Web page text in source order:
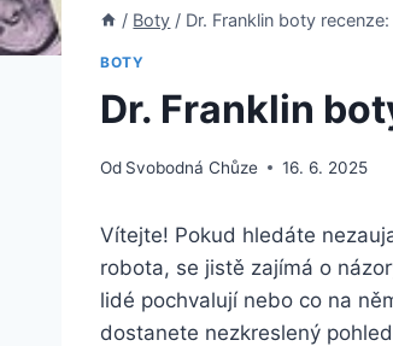
/ Boty / Dr. Franklin boty
BOTY
Dr. Franklin
Od Svobodná Chůze 16. 6. 2025
Vítejte! Pokud hledáte
robota, se jistě ⁣zajímá ‌o
lidé pochvalují nebo ​co ⁤na
dostanete nezkreslený